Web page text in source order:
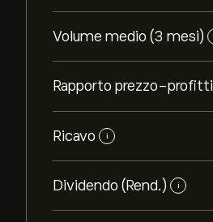
Volume medio (3 mesi)
Rapporto prezzo-profitti
Ricavo i
Dividendo (Rend.) i